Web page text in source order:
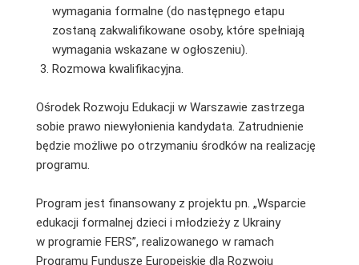
wymagania formalne (do następnego etapu
zostaną zakwalifikowane osoby, które spełniają
wymagania wskazane w ogłoszeniu).
Rozmowa kwalifikacyjna.
Ośrodek Rozwoju Edukacji w Warszawie zastrzega
sobie prawo niewyłonienia kandydata. Zatrudnienie
będzie możliwe po otrzymaniu środków na realizację
programu.
Program jest finansowany z projektu pn. „Wsparcie
edukacji formalnej dzieci i młodzieży z Ukrainy
w programie FERS”, realizowanego w ramach
Programu Fundusze Europejskie dla Rozwoju